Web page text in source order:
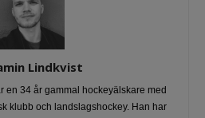
Lindkvist
en 34 år gammal hockeyälskare med
klubb och landslagshockey. Han har